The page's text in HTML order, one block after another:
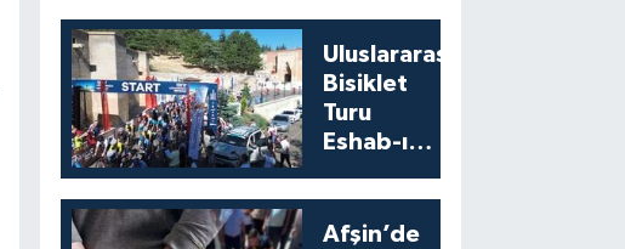
Uluslararası
Bisiklet
Turu
Eshab-ı
Start Aldı
Afşin’de